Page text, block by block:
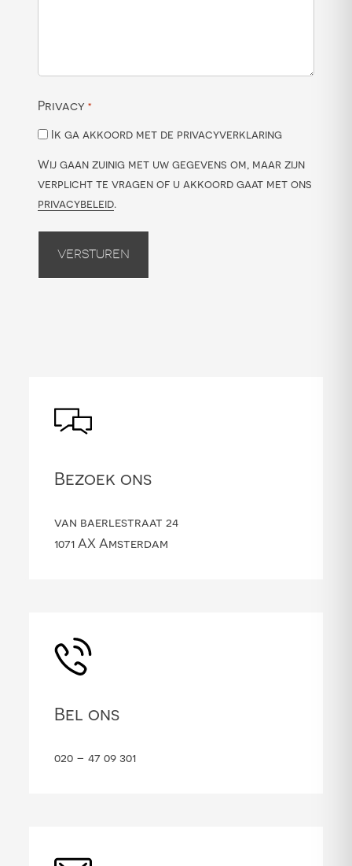
Privacy *
Ik ga akkoord met de privacyverklaring
Wij gaan zuinig met uw gegevens om, maar zijn
verplicht te vragen of u akkoord gaat met ons
privacybeleid.
Versturen
Bezoek ons
van baerlestraat 24
1071 AX Amsterdam
Bel ons
020 – 47 09 301